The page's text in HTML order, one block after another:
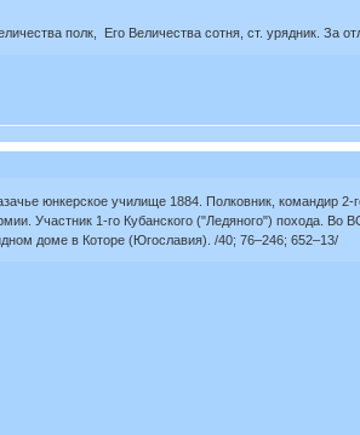
полк, Его Величества сотня, ст. урядник. За
юнкерское училище 1884. Полковник, командир 2-
Участник 1-го Кубанского ("Ледяного") похода.
доме в Которе (Югославия). /40; 76–246; 652–13/